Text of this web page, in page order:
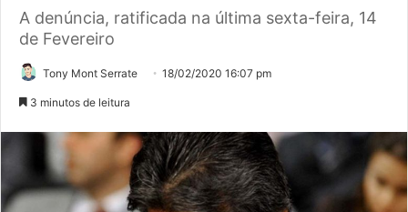
A denúncia, ratificada na última sexta-feira, 14
de Fevereiro
Tony Mont Serrate 18/02/2020 16:07 pm
3 minutos de leitura